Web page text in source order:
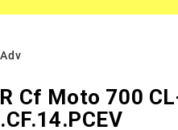
Cf Moto 700